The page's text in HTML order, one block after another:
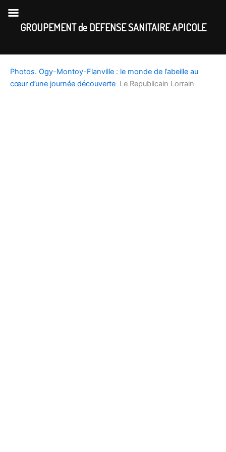
content
Photos. Ogy-Montoy-Flanville : le monde de l’abeille au
cœur d’une journée découverte Le Republicain Lorrain
GROUPEMENT de DEFENSE SANITAIRE APICOLE